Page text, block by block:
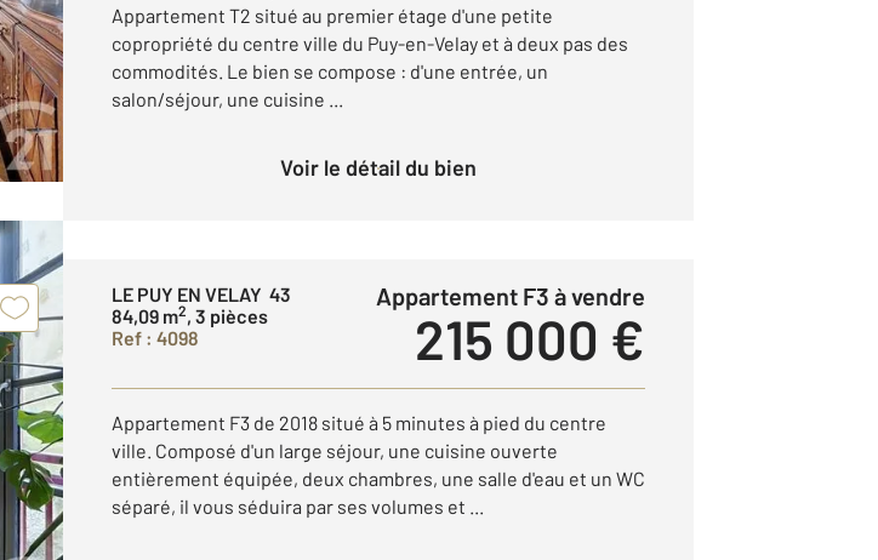
Appartement T2 situé au premier étage d'une petite
copropriété du centre ville du Puy-en-Velay et à deux pas des
commodités. Le bien se compose : d'une entrée, un
salon/séjour, une cuisine ...
Voir le détail du bien
LE PUY EN VELAY 43
84,09 m2, 3 pièces
Ref : 4098
Appartement F3 à vendre
215 000 €
Appartement F3 de 2018 situé à 5 minutes à pied du centre
ville. Composé d'un large séjour, une cuisine ouverte
entièrement équipée, deux chambres, une salle d'eau et un WC
séparé, il vous séduira par ses volumes et ...